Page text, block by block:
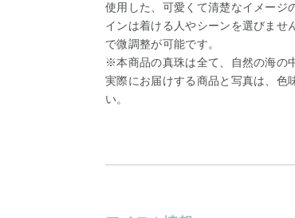
使用した、可愛くて清楚なイメージ
インは着ける人やシーンを選びませ
で微調整が可能です。
※本商品の真珠は全て、自然の海の
実際にお届けする商品と写真は、色
い。